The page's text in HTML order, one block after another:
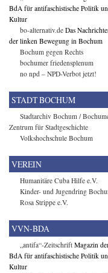
BdA für antifaschistische Politik
Kultur
bo-alternativ.de Das
der linken Bewegung in Bochum
Bochum gegen Rechts
bochumer friedensplenum
no npd – NPD-Verbot jetzt!
STADT BOCHUM
Stadtarchiv Bochum /
Zentrum für Stadtgeschichte
Volkshochschule Bochum
VEREIN
Humanitäre Cuba Hilfe e.V.
Kinder- und Jugendring
Rosa Strippe e.V.
VVN-BDA
„antifa“-Zeitschrift Magazin
BdA für antifaschistische Politik
Kultur